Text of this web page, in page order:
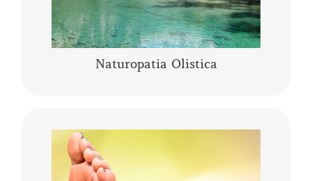
Naturopatia Olistica
La riflessologia podalica olistica è uno
strumento sia di analisi che di trattamento. I